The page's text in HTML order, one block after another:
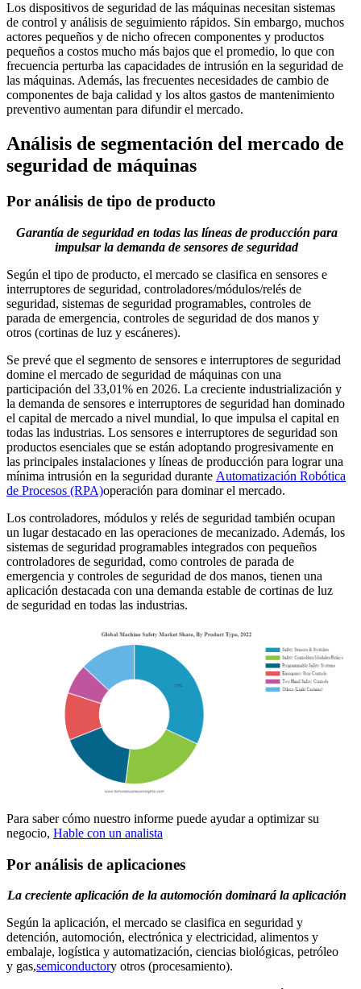
Los dispositivos de seguridad de las máquinas necesitan sistemas
de control y análisis de seguimiento rápidos. Sin embargo, muchos
actores pequeños y de nicho ofrecen componentes y productos
pequeños a costos mucho más bajos que el promedio, lo que con
frecuencia perturba las capacidades de intrusión en la seguridad de
las máquinas. Además, las frecuentes necesidades de cambio de
componentes de baja calidad y los altos gastos de mantenimiento
preventivo aumentan para difundir el mercado.
Análisis de segmentación del mercado de
seguridad de máquinas
Por análisis de tipo de producto
Garantía de seguridad en todas las líneas de producción para
impulsar la demanda de sensores de seguridad
Según el tipo de producto, el mercado se clasifica en sensores e
interruptores de seguridad, controladores/módulos/relés de
seguridad, sistemas de seguridad programables, controles de
parada de emergencia, controles de seguridad de dos manos y
otros (cortinas de luz y escáneres).
Se prevé que el segmento de sensores e interruptores de seguridad
domine el mercado de seguridad de máquinas con una
participación del 33,01% en 2026. La creciente industrialización y
la demanda de sensores e interruptores de seguridad han dominado
el capital de mercado a nivel mundial, lo que impulsa el capital en
todas las industrias. Los sensores e interruptores de seguridad son
productos esenciales que se están adoptando progresivamente en
las principales instalaciones y líneas de producción para lograr una
mínima intrusión en la seguridad durante Automatización Robótica
de Procesos (RPA)operación para dominar el mercado.
Los controladores, módulos y relés de seguridad también ocupan
un lugar destacado en las operaciones de mecanizado. Además, los
sistemas de seguridad programables integrados con pequeños
controladores de seguridad, como controles de parada de
emergencia y controles de seguridad de dos manos, tienen una
aplicación destacada con una demanda estable de cortinas de luz
de seguridad en todas las industrias.
Para saber cómo nuestro informe puede ayudar a optimizar su
negocio, Hable con un analista
Por análisis de aplicaciones
La creciente aplicación de la automoción dominará la aplicación
Según la aplicación, el mercado se clasifica en seguridad y
detención, automoción, electrónica y electricidad, alimentos y
embalaje, logística y automatización, ciencias biológicas, petróleo
y gas,semiconductory otros (procesamiento).